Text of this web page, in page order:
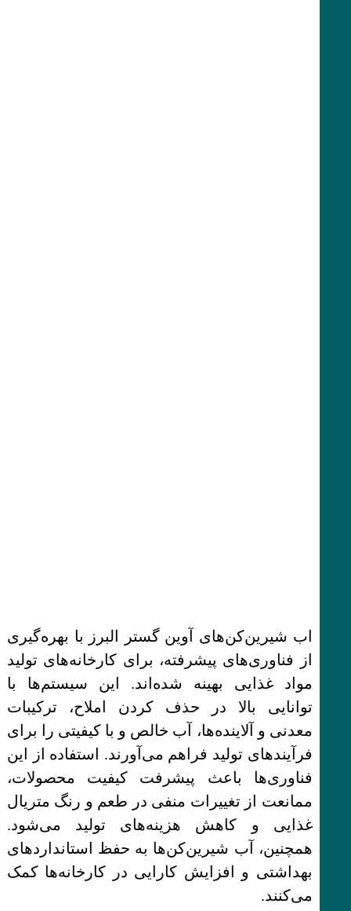
اب شیرین‌کن‌های آوین گستر البرز با بهره‌گیری
از فناوری‌های پیشرفته، برای کارخانه‌های تولید
مواد غذایی بهینه شده‌اند. این سیستم‌ها با
توانایی بالا در حذف کردن املاح، ترکیبات
معدنی و آلاینده‌ها، آب خالص و با کیفیتی را برای
فرآیندهای تولید فراهم می‌آورند. استفاده از این
فناوری‌ها باعث پیشرفت کیفیت محصولات،
ممانعت از تغییرات منفی در طعم و رنگ متریال
غذایی و کاهش هزینه‌های تولید می‌شود.
همچنین، آب شیرین‌کن‌ها به حفظ استانداردهای
بهداشتی و افزایش کارایی در کارخانه‌ها کمک
می‌کنند.